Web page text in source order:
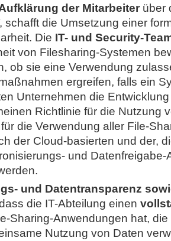
der Mitarbeiter über
schafft die Umsetzung einer
Die IT- und Security-
von Filesharing-Systemen
ob sie eine Verwendung
ergreifen, falls ein
Unternehmen die
Richtlinie für die Nutzung
die Verwendung aller File-
der Cloud-basierten und der,
und Datenfreigabe-
und Datentransparenz
die IT-Abteilung einen
Sharing-Anwendungen hat,
Nutzung von Daten